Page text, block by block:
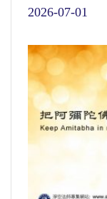
2026-07-01